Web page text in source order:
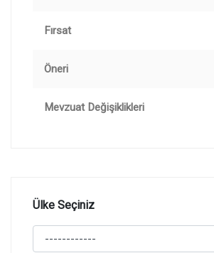
Fırsat
Öneri
Mevzuat Değişiklikleri
Ülke Seçiniz